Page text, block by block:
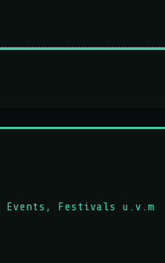
Festivals u.v.m